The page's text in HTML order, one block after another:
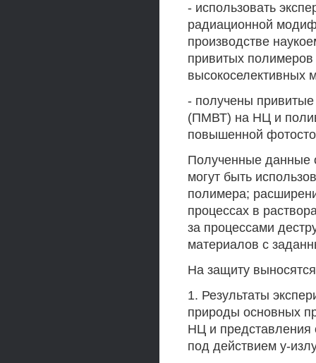
- использовать
радиационной
производстве
привитых
высокоселективных
- получены
(ПМВТ) на НЦ и
повышенной
Полученные данные
могут быть
полимера;
процессах в
за процессами
материалов с
На защиту
1. Результаты
природы основных
НЦ и представления
под действием у-